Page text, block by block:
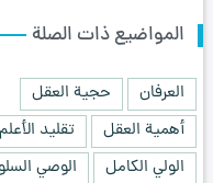
المواضيع ذات الصلة
العرفان
حجية العقل
أهمية العقل
تقليد الأعلم
الولي الكامل
الوصي